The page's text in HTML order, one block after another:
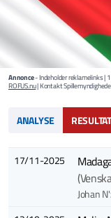
Annonce- Indeholder reklamelinks |
ROFUS.nu| Kontakt
ANALYSE
17/11-2025
Johan